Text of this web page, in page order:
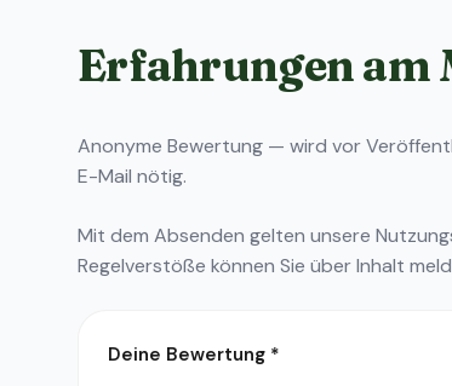
Erfahrungen am
Anonyme Bewertung — wird vor
E-Mail nötig.
Mit dem Absenden gelten unsere
Regelverstöße können Sie überInhalt
Deine Bewertung *